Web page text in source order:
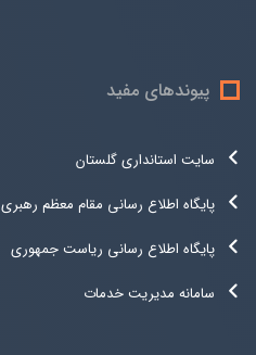
پیوندهای مفید
سایت استانداری گلستان
پایگاه اطلاع رسانی مقام معظم رهبری
پایگاه اطلاع رسانی ریاست جمهوری
سامانه مدیریت خدمات